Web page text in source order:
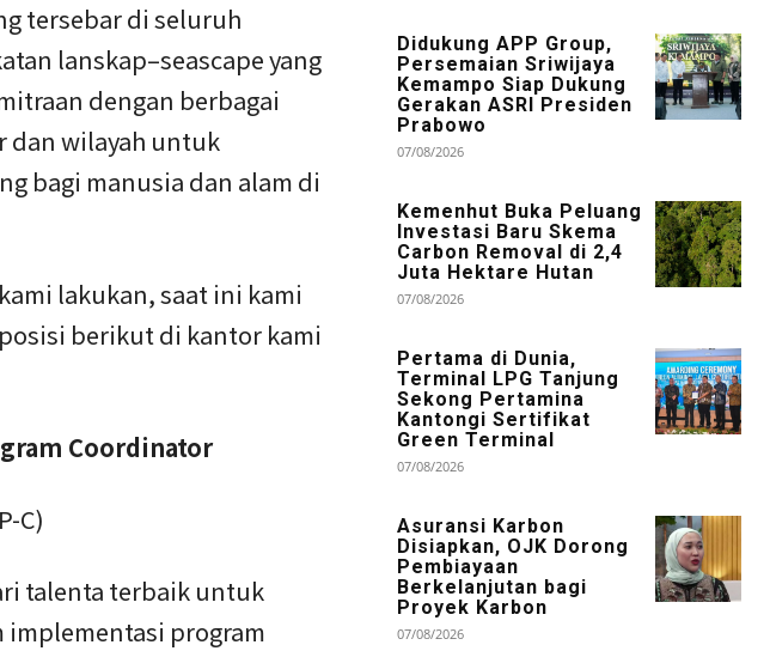
tersebar di seluruh
lanskap–seascape yang
dengan berbagai
dan wilayah untuk
bagi manusia dan alam di
lakukan, saat ini kami
berikut di kantor kami
Coordinator
C)
talenta terbaik untuk
program
Didukung APP Group,
Persemaian Sriwijaya
Kemampo Siap Dukung
Gerakan ASRI Presiden
Prabowo
07/08/2026
Kemenhut Buka Peluang
Investasi Baru Skema
Carbon Removal di 2,4
Juta Hektare Hutan
07/08/2026
Pertama di Dunia,
Terminal LPG Tanjung
Sekong Pertamina
Kantongi Sertifikat
Green Terminal
07/08/2026
Asuransi Karbon
Disiapkan, OJK Dorong
Pembiayaan
Berkelanjutan bagi
Proyek Karbon
07/08/2026